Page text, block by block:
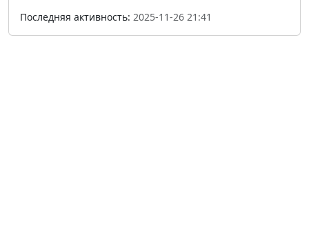
Последняя активность: 2025-11-26 21:41